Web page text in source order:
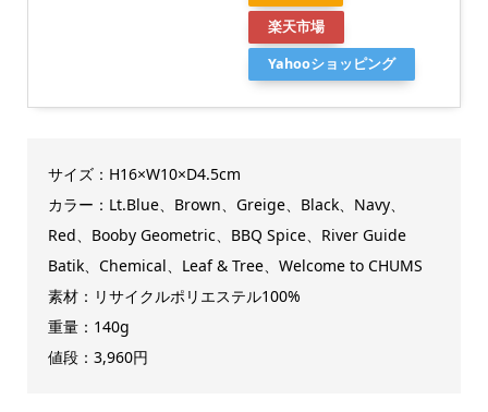
楽天市場
Yahooショッピング
サイズ：H16×W10×D4.5cm
カラー：Lt.Blue、Brown、Greige、Black、Navy、
Red、Booby Geometric、BBQ Spice、River Guide
Batik、Chemical、Leaf & Tree、Welcome to CHUMS
素材：リサイクルポリエステル100%
重量：140g
値段：3,960円